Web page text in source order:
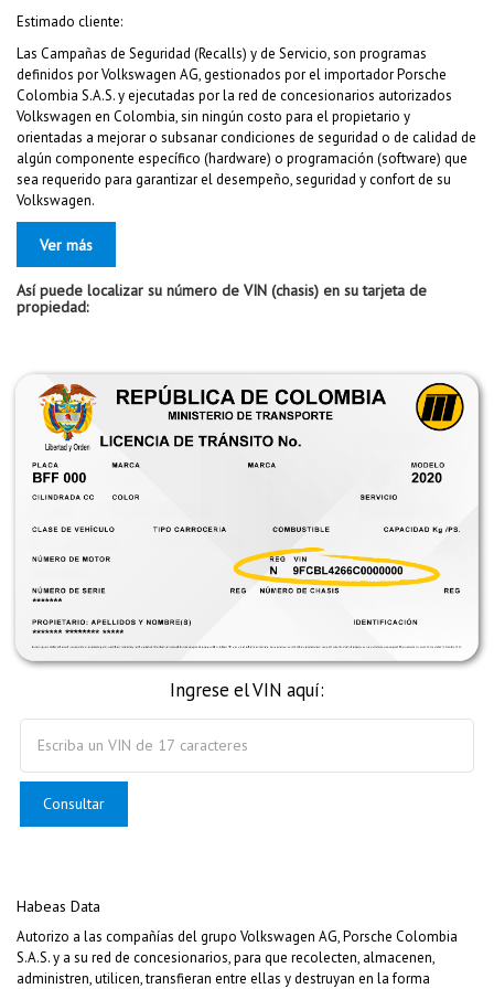
Estimado cliente:
Las Campañas de Seguridad (Recalls) y de Servicio, son programas
definidos por Volkswagen AG, gestionados por el importador Porsche
Colombia S.A.S. y ejecutadas por la red de concesionarios autorizados
Volkswagen en Colombia, sin ningún costo para el propietario y
orientadas a mejorar o subsanar condiciones de seguridad o de calidad de
algún componente específico (hardware) o programación (software) que
sea requerido para garantizar el desempeño, seguridad y confort de su
Volkswagen.
Ver más
Así puede localizar su número de VIN (chasis) en su tarjeta de
propiedad:
Ingrese el VIN aquí:
Consultar
Habeas Data
Autorizo a las compañías del grupo Volkswagen AG, Porsche Colombia
S.A.S. y a su red de concesionarios, para que recolecten, almacenen,
administren, utilicen, transfieran entre ellas y destruyan en la forma